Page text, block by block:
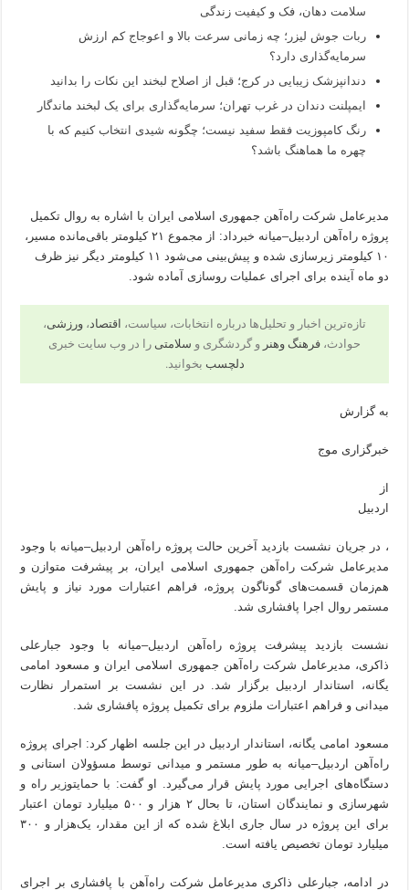
سلامت دهان، فک و کیفیت زندگی
ربات جوش لیزر؛ چه زمانی سرعت بالا و اعوجاج کم ارزش
سرمایه‌گذاری دارد؟
دندانپزشک زیبایی در کرج؛ قبل از اصلاح لبخند این نکات را بدانید
ایمپلنت دندان در غرب تهران؛ سرمایه‌گذاری برای یک لبخند ماندگار
رنگ کامپوزیت فقط سفید نیست؛ چگونه شیدی انتخاب کنیم که با
چهره ما هماهنگ باشد؟
مدیرعامل شرکت راه‌آهن جمهوری اسلامی ایران با اشاره به روال تکمیل
پروژه راه‌آهن اردبیل–میانه خبرداد: از مجموع ۲۱ کیلومتر باقی‌مانده مسیر،
۱۰ کیلومتر زیرسازی شده و پیش‌بینی می‌شود ۱۱ کیلومتر دیگر نیز ظرف
دو ماه آینده برای اجرای عملیات روسازی آماده شود.
تازه‌ترین اخبار و تحلیل‌ها درباره انتخابات، سیاست، اقتصاد، ورزشی،
حوادث، فرهنگ وهنر و گردشگری و سلامتی را در وب سایت خبری
دلچسب بخوانید.
به گزارش
خبرگزاری موج
از
اردبیل
، در جریان نشست بازدید آخرین حالت پروژه راه‌آهن اردبیل–میانه با وجود
مدیرعامل شرکت راه‌آهن جمهوری اسلامی ایران، بر پیشرفت متوازن و
هم‌زمان قسمت‌های گوناگون پروژه، فراهم اعتبارات مورد نیاز و پایش
مستمر روال اجرا پافشاری شد.
نشست بازدید پیشرفت پروژه راه‌آهن اردبیل–میانه با وجود جبارعلی
ذاکری، مدیرعامل شرکت راه‌آهن جمهوری اسلامی ایران و مسعود امامی
یگانه، استاندار اردبیل برگزار شد. در این نشست بر استمرار نظارت
میدانی و فراهم اعتبارات ملزوم برای تکمیل پروژه پافشاری شد.
مسعود امامی یگانه، استاندار اردبیل در این جلسه اظهار کرد: اجرای پروژه
راه‌آهن اردبیل–میانه به طور مستمر و میدانی توسط مسؤولان استانی و
دستگاه‌های اجرایی مورد پایش قرار می‌گیرد. او گفت: با حمایتوزیر راه و
شهرسازی و نمایندگان استان، تا بحال ۲ هزار و ۵۰۰ میلیارد تومان اعتبار
برای این پروژه در سال جاری ابلاغ شده که از این مقدار، یک‌هزار و ۳۰۰
میلیارد تومان تخصیص یافته است.
در ادامه، جبارعلی ذاکری مدیرعامل شرکت راه‌آهن با پافشاری بر اجرای